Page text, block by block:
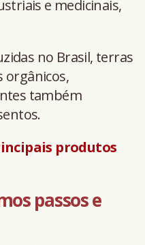
e medicinais,
no Brasil, terras
orgânicos,
também
produtos
passos e